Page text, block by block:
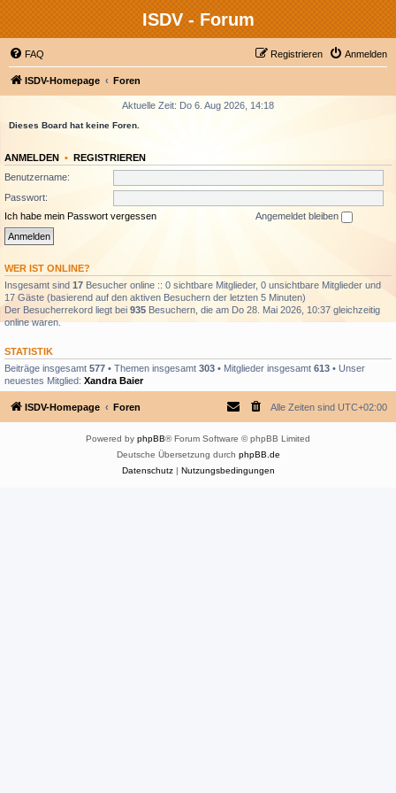
ISDV - Forum
FAQ Anmelden
Registrieren
ISDV-Homepage Foren
Aktuelle Zeit: Do 6. Aug 2026, 14:18
Dieses Board hat keine Foren.
ANMELDEN • REGISTRIEREN
Benutzername:
Passwort:
Ich habe mein Passwort vergessen
Angemeldet bleiben
WER IST ONLINE?
Insgesamt sind 17 Besucher online :: 0 sichtbare Mitglieder, 0 unsichtbare Mitglieder und
17 Gäste (basierend auf den aktiven Besuchern der letzten 5 Minuten)
Der Besucherrekord liegt bei 935 Besuchern, die am Do 28. Mai 2026, 10:37 gleichzeitig
online waren.
STATISTIK
Beiträge insgesamt 577 • Themen insgesamt 303 • Mitglieder insgesamt 613 • Unser
neuestes Mitglied: Xandra Baier
ISDV-Homepage Foren Alle Zeiten sind UTC+02:00
Powered by phpBB® Forum Software © phpBB Limited
Deutsche Übersetzung durch phpBB.de
Datenschutz| Nutzungsbedingungen